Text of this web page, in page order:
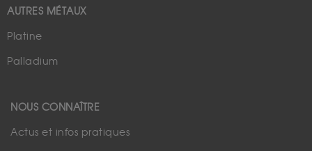
AUTRES MÉTAUX
Platine
Palladium
NOUS CONNAÎTRE
Actus et infos pratiques